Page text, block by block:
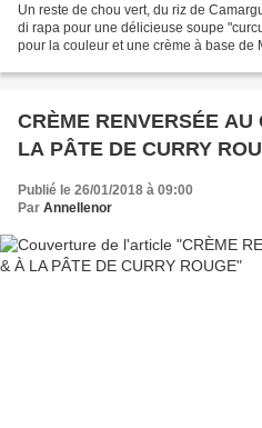
Un reste de chou vert, du riz de
di rapa pour une délicieuse soupe
pour la couleur et une crème à base de
CRÈME RENVERSÉE
LA PÂTE DE CURRY
Publié le 26/01/2018 à 09:00
Par Annellenor